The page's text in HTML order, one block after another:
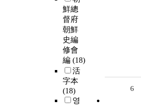
鮮總
督府
朝鮮
史編
修會
編 (18)
活
字本
(18)
영
6